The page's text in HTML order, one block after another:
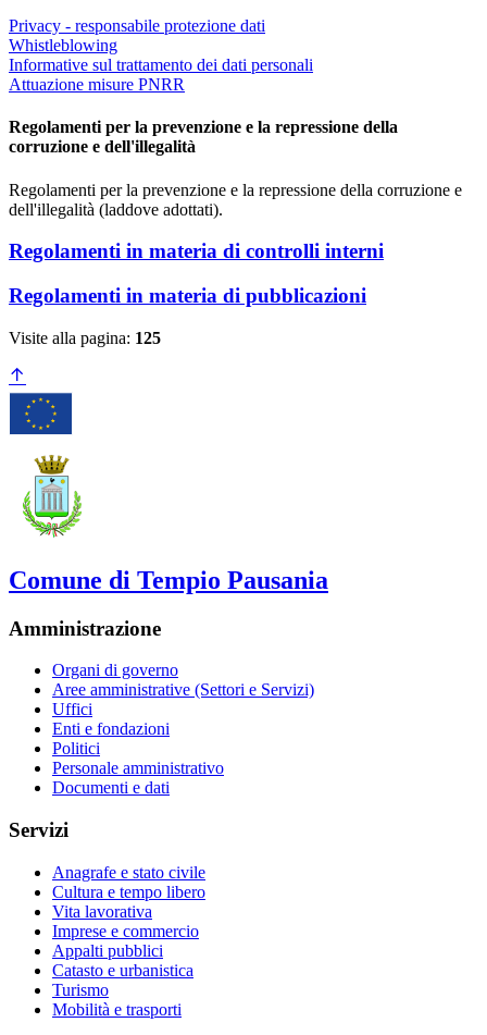
Privacy - responsabile protezione dati
Whistleblowing
Informative sul trattamento dei dati personali
Attuazione misure PNRR
Regolamenti per la prevenzione e la repressione della
corruzione e dell'illegalità
Regolamenti per la prevenzione e la repressione della corruzione e
dell'illegalità (laddove adottati).
Regolamenti in materia di controlli interni
Regolamenti in materia di pubblicazioni
Visite alla pagina: 125
Comune di Tempio Pausania
Amministrazione
Organi di governo
Aree amministrative (Settori e Servizi)
Uffici
Enti e fondazioni
Politici
Personale amministrativo
Documenti e dati
Servizi
Anagrafe e stato civile
Cultura e tempo libero
Vita lavorativa
Imprese e commercio
Appalti pubblici
Catasto e urbanistica
Turismo
Mobilità e trasporti